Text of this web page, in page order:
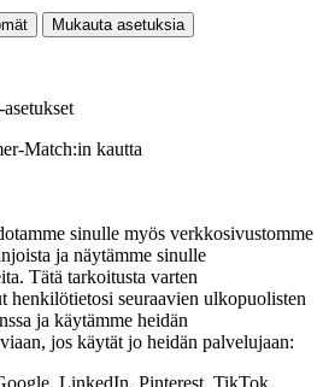
Mukauta asetuksia
Match:in kautta
sinulle myös verkkosivustomme
ja näytämme sinulle
Tätä tarkoitusta varten
henkilötietosi seuraavien ulkopuolisten
ja käytämme heidän
jos käytät jo heidän palvelujaan:
LinkedIn, Pinterest, TikTok